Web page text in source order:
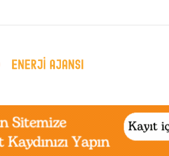
Sera Gazı Azaltımı